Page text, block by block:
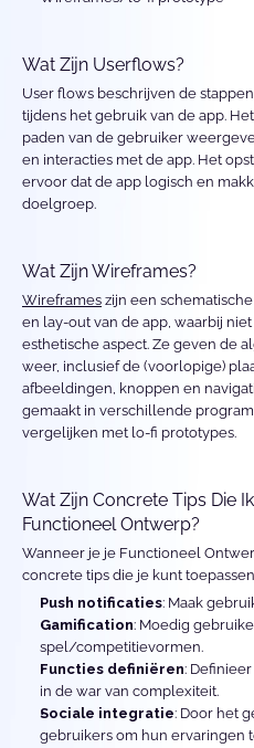
Wat Zijn Userflows?
User flows beschrijven de
tijdens het gebruik van de app.
paden van de gebruiker
en interacties met de app. Het
ervoor dat de app logisch en
doelgroep.
Wat Zijn Wireframes?
Wireframes zijn een
en lay-out van de app, waarbij
esthetische aspect. Ze geven de
weer, inclusief de (voorlopige)
afbeeldingen, knoppen en
gemaakt in verschillende
vergelijken met lo-fi prototypes.
Wat Zijn Concrete Tips Die
Functioneel Ontwerp?
Wanneer je je Functioneel
concrete tips die je kunt
Push notificaties: Maak
Gamification: Moedig
spel/competitievormen.
Functies definiëren:
in de war van complexiteit.
Sociale integratie: Door het
gebruikers om hun ervaringen